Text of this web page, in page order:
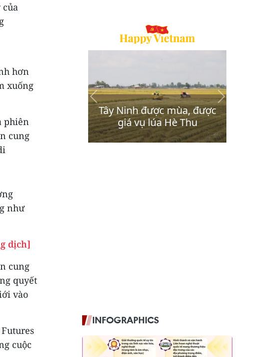
hơn
xuống
phiên
cung
như
dịch]
cung
quyết
vào
cuộc
INFOGRAPHICS